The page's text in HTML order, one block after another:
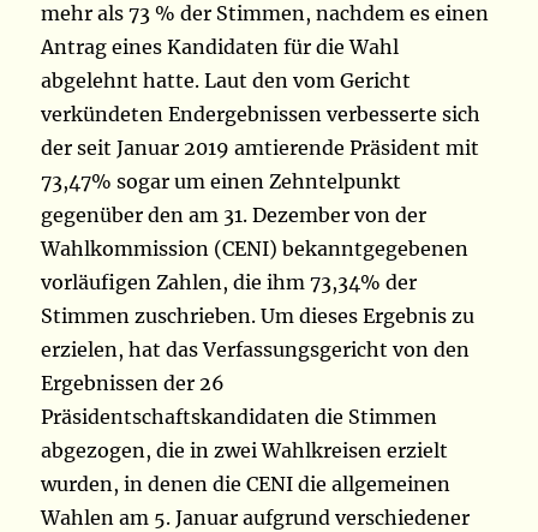
mehr als 73 % der Stimmen, nachdem es einen
Antrag eines Kandidaten für die Wahl
abgelehnt hatte. Laut den vom Gericht
verkündeten Endergebnissen verbesserte sich
der seit Januar 2019 amtierende Präsident mit
73,47% sogar um einen Zehntelpunkt
gegenüber den am 31. Dezember von der
Wahlkommission (CENI) bekanntgegebenen
vorläufigen Zahlen, die ihm 73,34% der
Stimmen zuschrieben. Um dieses Ergebnis zu
erzielen, hat das Verfassungsgericht von den
Ergebnissen der 26
Präsidentschaftskandidaten die Stimmen
abgezogen, die in zwei Wahlkreisen erzielt
wurden, in denen die CENI die allgemeinen
Wahlen am 5. Januar aufgrund verschiedener